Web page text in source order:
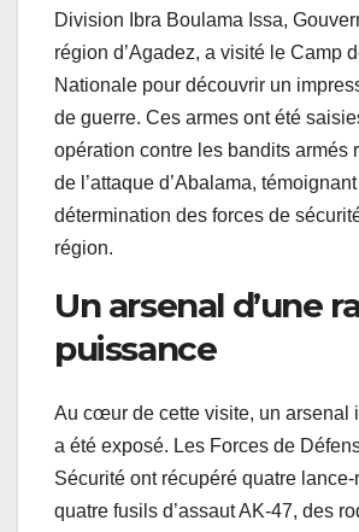
Division Ibra Boulama Issa,
région d’Agadez, a visité le Camp
Nationale pour découvrir un
de guerre. Ces armes ont été
opération contre les bandits armés
de l’attaque d’Abalama,
détermination des forces de
région.
Un arsenal d’une
puissance
Au cœur de cette visite, un arsenal
a été exposé. Les Forces de
Sécurité ont récupéré quatre
quatre fusils d’assaut AK-47, des